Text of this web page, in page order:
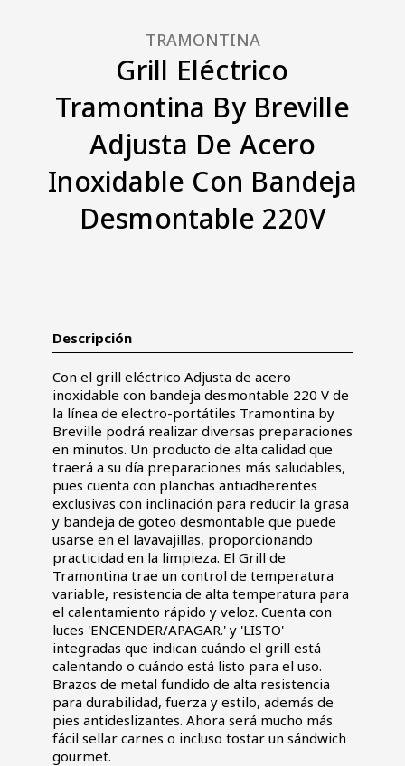
TRAMONTINA
Grill Eléctrico
Tramontina By Breville
Adjusta De Acero
Inoxidable Con Bandeja
Desmontable 220V
Descripción
Con el grill eléctrico Adjusta de acero
inoxidable con bandeja desmontable 220 V de
la línea de electro-portátiles Tramontina by
Breville podrá realizar diversas preparaciones
en minutos. Un producto de alta calidad que
traerá a su día preparaciones más saludables,
pues cuenta con planchas antiadherentes
exclusivas con inclinación para reducir la grasa
y bandeja de goteo desmontable que puede
usarse en el lavavajillas, proporcionando
practicidad en la limpieza. El Grill de
Tramontina trae un control de temperatura
variable, resistencia de alta temperatura para
el calentamiento rápido y veloz. Cuenta con
luces 'ENCENDER/APAGAR.' y 'LISTO'
integradas que indican cuándo el grill está
calentando o cuándo está listo para el uso.
Brazos de metal fundido de alta resistencia
para durabilidad, fuerza y estilo, además de
pies antideslizantes. Ahora será mucho más
fácil sellar carnes o incluso tostar un sándwich
gourmet.